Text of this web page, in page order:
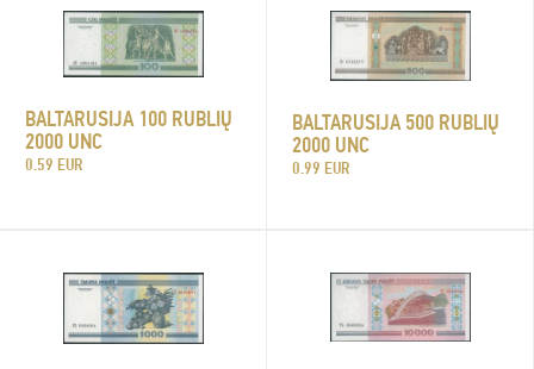
BALTARUSIJA 100 RUBLIŲ
2000 UNC
0.59 EUR
BALTARUSIJA 500 RUBLIŲ
2000 UNC
0.99 EUR